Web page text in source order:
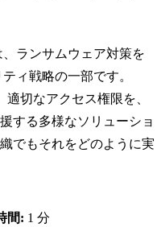
、ランサムウェア対策を
ィ戦略の一部です。
適切なアクセス権限を、
する多様なソリューショ
でもそれをどのように実
間: 1 分